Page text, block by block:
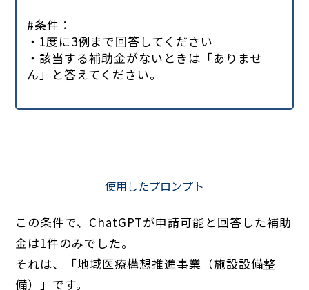
#条件：
・1度に3例まで回答してください
・該当する補助金がないときは「ありませ
ん」と答えてください。
使用したプロンプト
この条件で、ChatGPTが申請可能と回答した補助
金は1件のみでした。
それは、「地域医療構想推進事業（施設設備整
備）」です。